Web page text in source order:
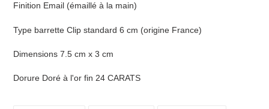
Finition Email (émaillé à la main)
Type barrette Clip standard 6 cm (origine France)
Dimensions 7.5 cm x 3 cm
Dorure Doré à l'or fin 24 CARATS